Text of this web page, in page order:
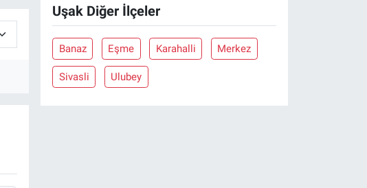
Uşak Diğer İlçeler
Banaz Eşme Karahalli Merkez
Sivasli Ulubey